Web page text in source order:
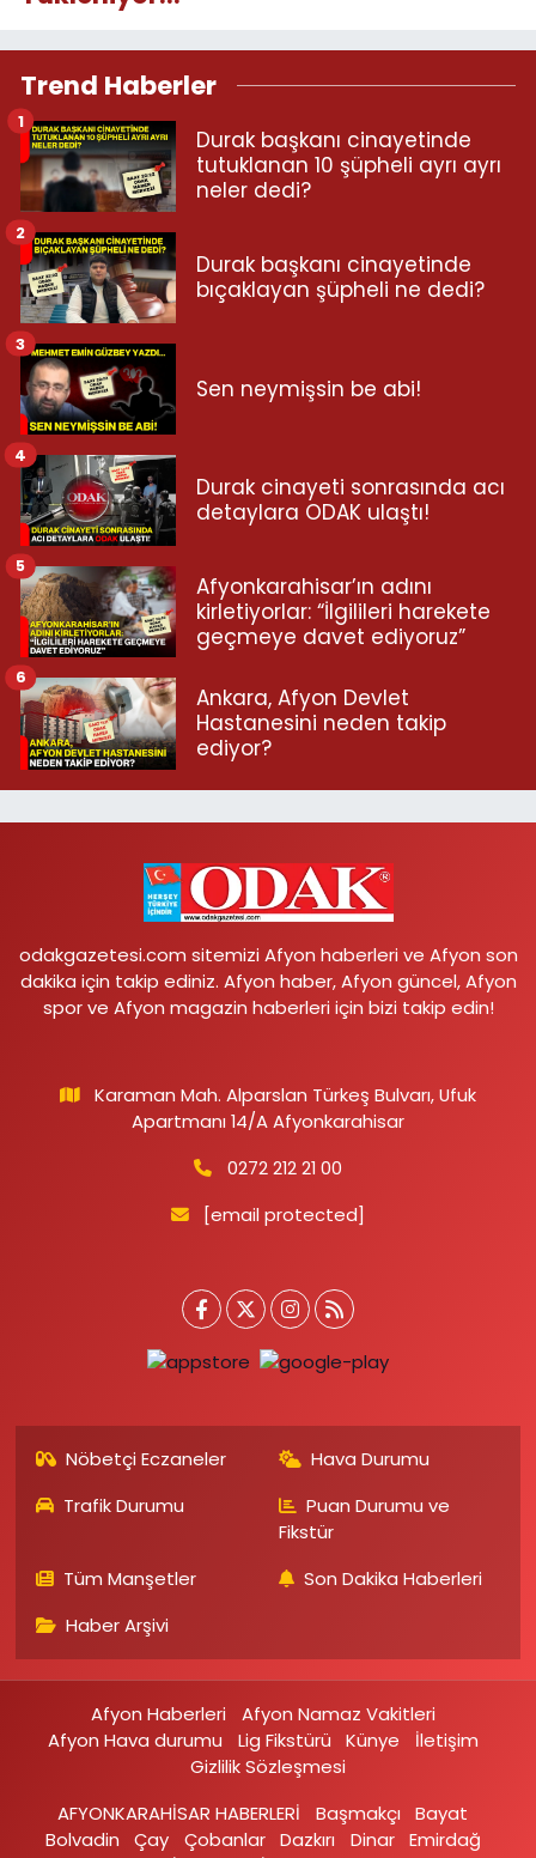
Trend Haberler
Durak başkanı cinayetinde
tutuklanan 10 şüpheli ayrı ayrı
neler dedi?
1
Durak başkanı cinayetinde
bıçaklayan şüpheli ne dedi?
2
Sen neymişsin be abi!
3
Durak cinayeti sonrasında acı
detaylara ODAK ulaştı!
4
Afyonkarahisar’ın adını
kirletiyorlar: “İlgilileri harekete
geçmeye davet ediyoruz”
5
Ankara, Afyon Devlet
Hastanesini neden takip
ediyor?
6
odakgazetesi.com sitemizi Afyon haberleri ve Afyon son
dakika için takip ediniz. Afyon haber, Afyon güncel, Afyon
spor ve Afyon magazin haberleri için bizi takip edin!
Karaman Mah. Alparslan Türkeş Bulvarı, Ufuk
Apartmanı 14/A Afyonkarahisar
0272 212 21 00
[email protected]
Nöbetçi Eczaneler
Hava Durumu
Trafik Durumu
Puan Durumu ve
Fikstür
Tüm Manşetler
Son Dakika Haberleri
Haber Arşivi
Afyon Haberleri
Afyon Namaz Vakitleri
Afyon Hava durumu
Lig Fikstürü Künye
İletişim
Gizlilik Sözleşmesi
AFYONKARAHİSAR HABERLERİ
Başmakçı
Bayat
Bolvadin
Çay Çobanlar Dazkırı Dinar Emirdağ‎